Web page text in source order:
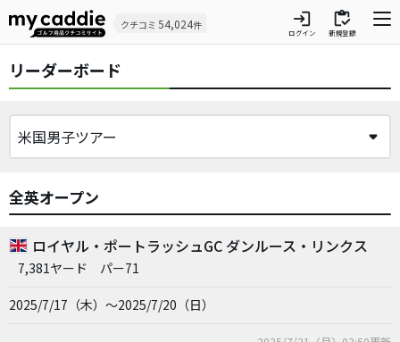
クチコミ 54,024件 login
ログイン
inventory
新規登録
リーダーボード
全英オープン
ロイヤル・ポートラッシュGC ダンルース・リンクス
7,381ヤード パー71
2025/7/17（木）～2025/7/20（日）